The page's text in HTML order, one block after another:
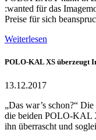
:wanted für das
Preise für sich
Weiterlesen
POLO-KAL XS überzeugt
13.12.2017
„Das war’s schon?“
die beiden POLO-KAL
ihn überrascht und